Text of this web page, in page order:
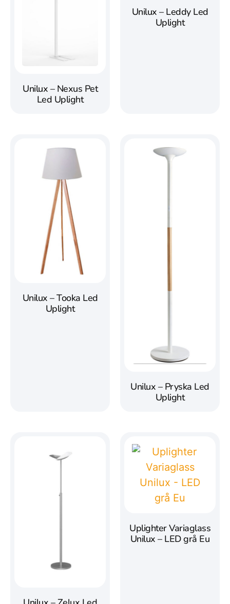
Unilux – Nexus Pet
Led Uplight
Unilux – Leddy Led
Uplight
Unilux – Tooka Led
Uplight
Unilux – Pryska Led
Uplight
Uplighter Variaglass
Unilux – LED grå Eu